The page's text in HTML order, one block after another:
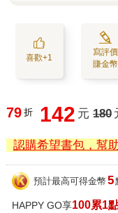
喜歡+1
寫評價
賺金幣
79 折 142 元 180
認購希望書包，幫
預計最高可得金幣 5
HAPPY GO享100累1